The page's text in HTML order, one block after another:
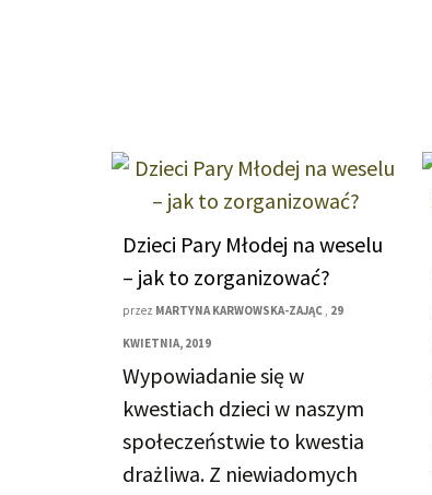
Dzieci Pary Młodej na weselu
– jak to zorganizować?
przez MARTYNA KARWOWSKA-ZAJĄC, 29
KWIETNIA, 2019
Wypowiadanie się w
kwestiach dzieci w naszym
społeczeństwie to kwestia
drażliwa. Z niewiadomych